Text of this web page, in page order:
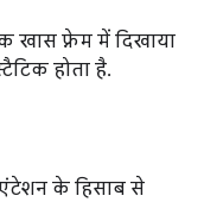
खास फ़्रेम में दिखाया
होता है.
के हिसाब से